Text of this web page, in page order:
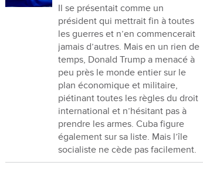
Il se présentait comme un
président qui mettrait fin à toutes
les guerres et n’en commencerait
jamais d’autres. Mais en un rien de
temps, Donald Trump a menacé à
peu près le monde entier sur le
plan économique et militaire,
piétinant toutes les règles du droit
international et n’hésitant pas à
prendre les armes. Cuba figure
également sur sa liste. Mais l’île
socialiste ne cède pas facilement.